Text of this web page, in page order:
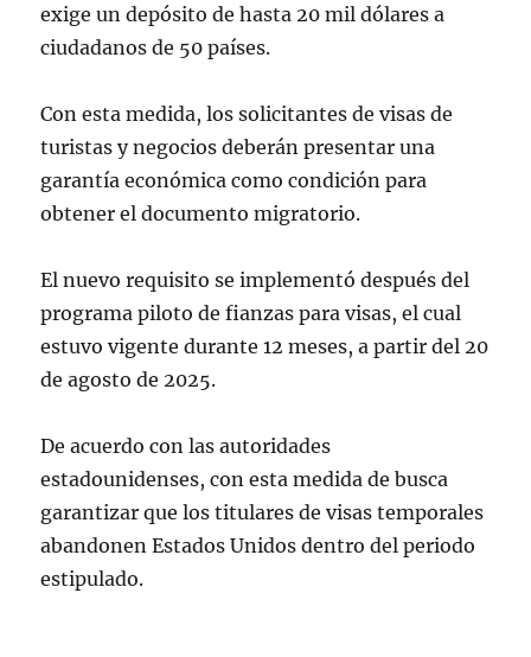
exige un depósito de hasta 20 mil dólares a
ciudadanos de 50 países.
Con esta medida, los solicitantes de visas de
turistas y negocios deberán presentar una
garantía económica como condición para
obtener el documento migratorio.
El nuevo requisito se implementó después del
programa piloto de fianzas para visas, el cual
estuvo vigente durante 12 meses, a partir del 20
de agosto de 2025.
De acuerdo con las autoridades
estadounidenses, con esta medida de busca
garantizar que los titulares de visas temporales
abandonen Estados Unidos dentro del periodo
estipulado.